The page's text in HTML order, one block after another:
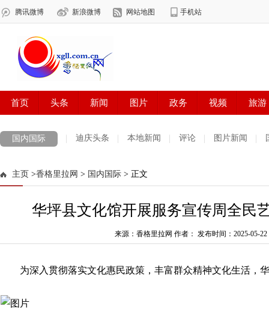
国内国际 迪庆头条 本地新闻 评论 图片新闻
主页 >香格里拉网 > 国内国际 > 正文
华坪县文化馆开展服务宣传周全民
来源：香格里拉网 作者： 发布时间：2025-05-22
为深入贯彻落实文化惠民政策，丰富群众精神文化生活，